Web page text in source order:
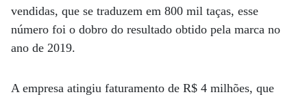
vendidas, que se traduzem em 800 mil taças, esse
número foi o dobro do resultado obtido pela marca no
ano de 2019.
A empresa atingiu faturamento de R$ 4 milhões, que